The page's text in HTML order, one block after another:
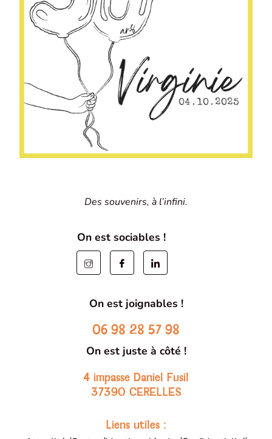
Des souvenirs, à l’infini.
On est sociables !
On est joignables !
06 98 28 57 98
On est juste à côté !
4 impasse Daniel Fusil
37390 CERELLES
Liens utiles :